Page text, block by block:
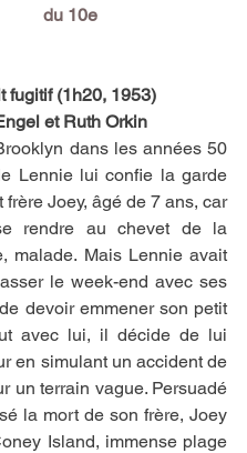
du 10e
fugitif (1h20, 1953)
et Ruth Orkin
dans les années 50
Lennie lui confie la garde
frère Joey, âgé de 7 ans, car
rendre au chevet de la
malade. Mais Lennie avait
le week-end avec ses
devoir emmener son petit
avec lui, il décide de lui
en simulant un accident de
un terrain vague. Persuadé
la mort de son frère, Joey
Island, immense plage